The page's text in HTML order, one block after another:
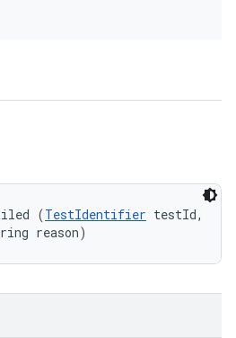
(TestIdentifier testId,
reason)